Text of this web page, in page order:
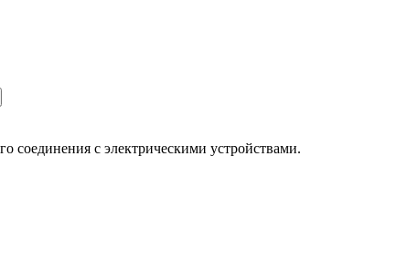
соединения с электрическими устройствами.